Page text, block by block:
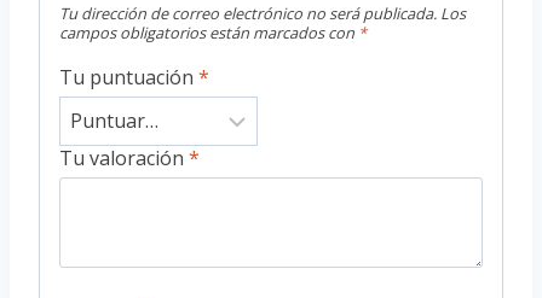
Tu dirección de correo electrónico no será publicada. Los
campos obligatorios están marcados con *
Tu puntuación *
Tu valoración *